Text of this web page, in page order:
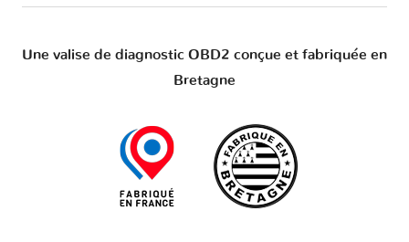
Une valise de diagnostic OBD2 conçue et fabriquée en
Bretagne